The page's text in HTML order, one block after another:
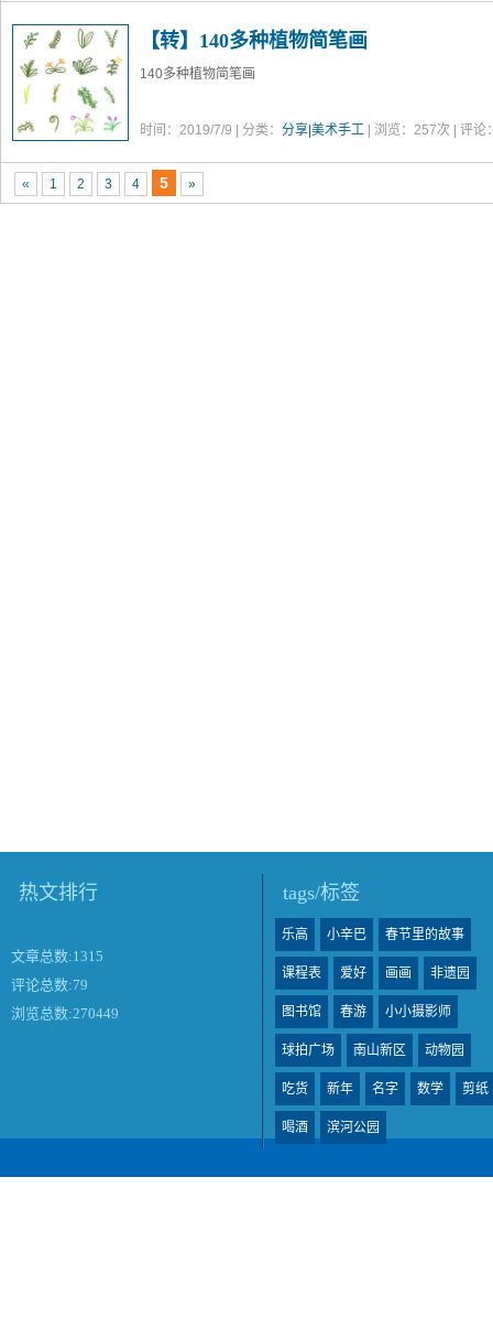
【转】140多种植物简笔画
140多种植物简笔画
时间：2019/7/9 | 分类： 分享|美术手工 | 浏览： 257次 | 评论
« 1 2 3 4 5 »
热文排行
文章总数:1315
评论总数:79
浏览总数:270449
tags/标签
乐高 小辛巴 春节里的故事
课程表 爱好 画画 非遗园
图书馆 春游 小小摄影师
球拍广场 南山新区 动物园
吃货 新年 名字 数学 剪纸
喝酒 滨河公园